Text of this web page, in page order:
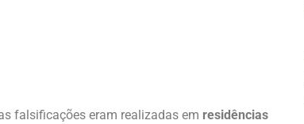
falsificações eram realizadas em residências